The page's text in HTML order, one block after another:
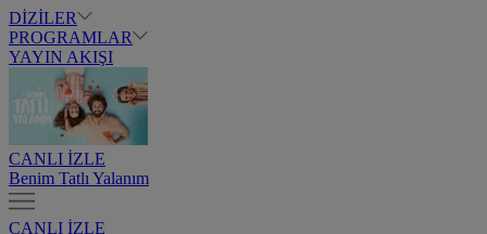
DİZİLER
PROGRAMLAR
YAYIN AKIŞI
CANLI İZLE
Benim Tatlı Yalanım
CANLI İZLE